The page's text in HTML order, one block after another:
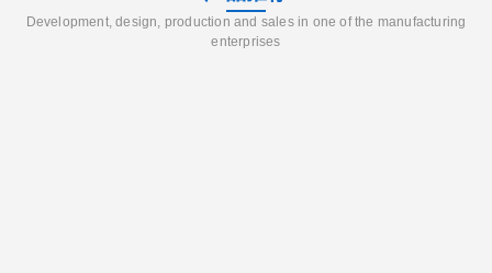
Development, design, production and sales in one of the manufacturing
enterprises